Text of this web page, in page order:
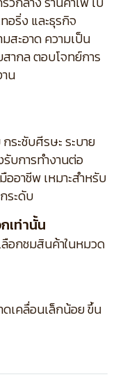
อริ่ง และธุรกิจ
สะอาด ความเป็น
ากล ตอบโจทย์การ
น
ระชับศีรษะ ระบาย
บการทำงานต่อ
อาชีพ เหมาะสำหรับ
ระดับ
เท่านั้น
อกชมสินค้าในหมวด
เคลื่อนเล็กน้อย ขึ้น